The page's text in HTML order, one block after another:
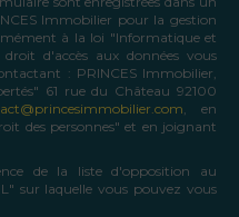
Immobilier pour la gestion
à la loi "Informatique et
d'accès aux données vous
: PRINCES Immobilier,
61 rue du Château 92100
, en
des personnes" et en joignant
de la liste d'opposition au
sur laquelle vous pouvez vous